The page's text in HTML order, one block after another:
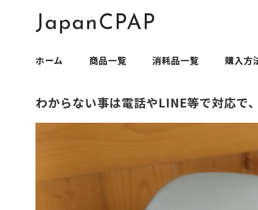
JapanCPAP
ホーム 商品一覧 消耗品一覧 購入方
わからない事は電話やLINE等で対応で